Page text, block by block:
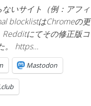
いサイト（例：アフィ
blocklistはChromeの更
にてその修正版コ
。 https…
Mastodon